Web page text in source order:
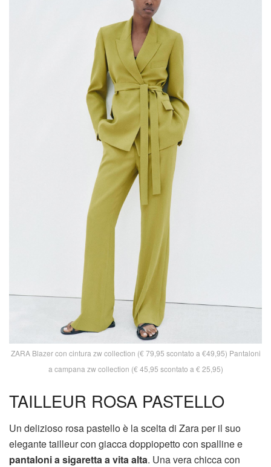
ZARA Blazer con cintura zw collection (€ 79,95 scontato a €49,95) Pantaloni
a campana zw collection (€ 45,95 scontato a € 25,95)
TAILLEUR ROSA PASTELLO
Un delizioso rosa pastello è la scelta di Zara per il suo
elegante tailleur con giacca doppiopetto con spalline e
pantaloni a sigaretta a vita alta. Una vera chicca con